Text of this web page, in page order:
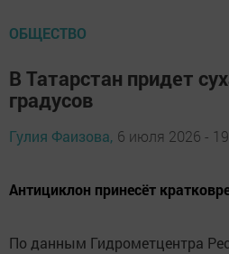
ОБЩЕСТВО
В Татарстан придет
градусов
Гулия Фаизова, 6 июля 2026 -
Антициклон принесёт
По данным Гидрометцентра